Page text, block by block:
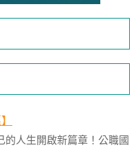
的人生開啟新篇章！公職國